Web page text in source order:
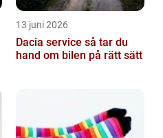
13 juni 2026
Dacia service så tar du
hand om bilen på rätt sätt